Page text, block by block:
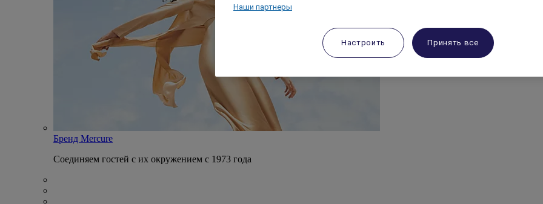
Бренд Mercure
Соединяем гостей с их окружением с 1973 года
Наши партнеры
Настроить Принять все